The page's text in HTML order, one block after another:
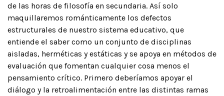
de las horas de filosofía en secundaria. Así solo
maquillaremos románticamente los defectos
estructurales de nuestro sistema educativo, que
entiende el saber como un conjunto de disciplinas
aisladas, herméticas y estáticas y se apoya en métodos de
evaluación que fomentan cualquier cosa menos el
pensamiento crítico. Primero deberíamos apoyar el
diálogo y la retroalimentación entre las distintas ramas